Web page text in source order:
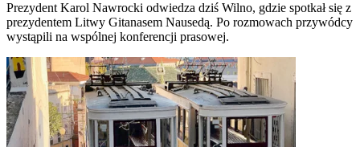
Prezydent Karol Nawrocki odwiedza dziś Wilno, gdzie spotkał się z
prezydentem Litwy Gitanasem Nausedą. Po rozmowach przywódcy
wystąpili na wspólnej konferencji prasowej.